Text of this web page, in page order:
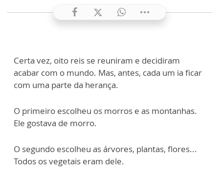
Certa vez, oito reis se reuniram e decidiram
acabar com o mundo. Mas, antes, cada um ia ficar
com uma parte da herança.
O primeiro escolheu os morros e as montanhas.
Ele gostava de morro.
O segundo escolheu as árvores, plantas, flores...
Todos os vegetais eram dele.